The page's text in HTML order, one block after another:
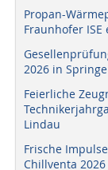
Propan-
Fraunhofer
2026 in Springe
Feierliche
Lindau
Frische
Chillventa 2026